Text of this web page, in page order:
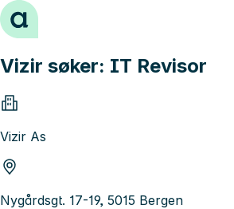
Hopp til innhold
Vizir søker: IT Revisor
Vizir As
Nygårdsgt. 17-19, 5015 Bergen